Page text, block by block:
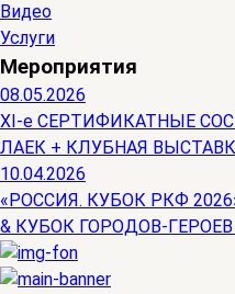
Видео
Услуги
Мероприятия
08.05.2026
ХI-е СЕРТИФИКАТНЫЕ
ЛАЕК + КЛУБНАЯ
10.04.2026
«РОССИЯ. КУБОК РКФ
& КУБОК ГОРОДОВ-ГЕРОЕВ